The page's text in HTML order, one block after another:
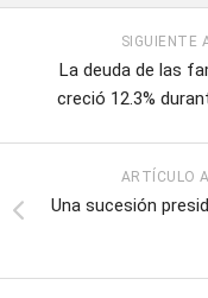
SIGUIENTE
La deuda de las
creció 12.3%
ARTÍCULO
Una sucesión